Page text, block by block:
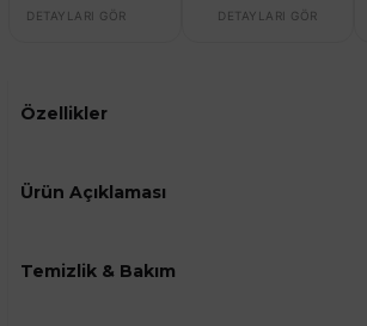
DETAYLARI GÖR DETAYLARI GÖR
Özellikler
Ürün Açıklaması
Temizlik & Bakım